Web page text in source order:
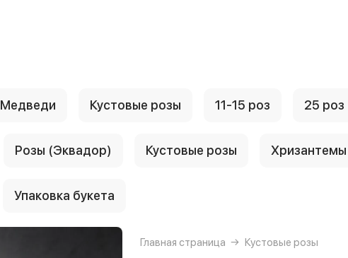
Медведи Кустовые розы 11-15 роз 25 роз
Розы (Эквадор) Кустовые розы Хризантемы
Упаковка букета
Главная страница Кустовые розы